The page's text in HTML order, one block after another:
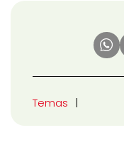
Temas